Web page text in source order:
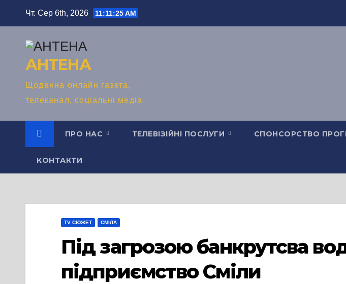
Чт. Сер 6th, 2026 11:11:26 AM
АНТЕНА
Щоденна онлайн газета,
телеканал, соціальні медіа
ПРО НАС ТЕЛЕВІЗІЙНІ ПОСЛУГИ СПОНСОРСТВО
КОНТАКТИ
TV СЮЖЕТ СМІЛА
Під загрозою банкрутсва
підприємство Сміли